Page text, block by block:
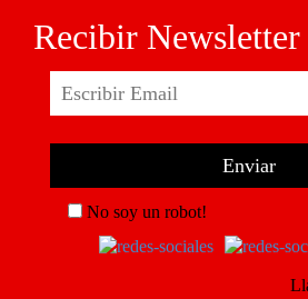
Recibir Newsletter
No soy un robot!